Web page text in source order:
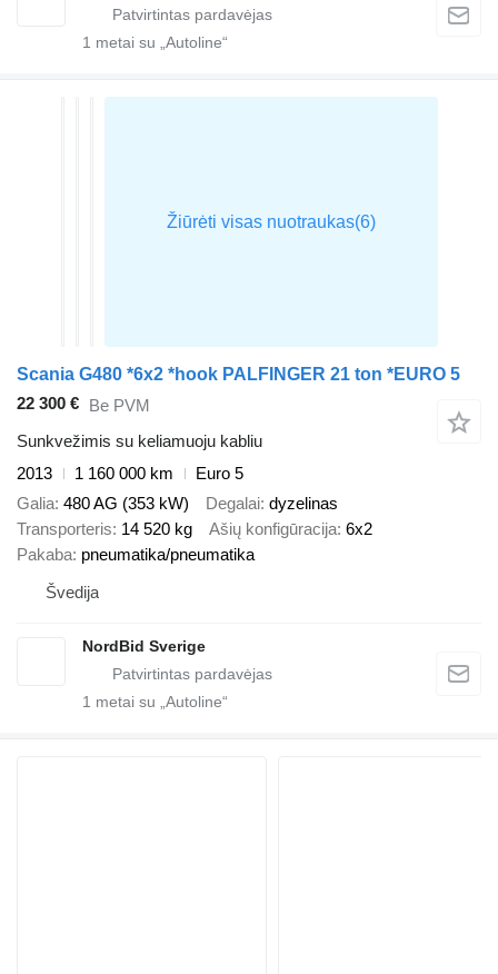
1 metai su „Autoline“
Scania G480 *6x2 *hook PALFINGER 21 ton *EURO 5
22 300 € Be PVM
Sunkvežimis su keliamuoju kabliu
2013
1 160 000 km
Euro 5
Galia 480 AG (353 kW) Degalai dyzelinas
Transporteris 14 520 kg Ašių konfigūracija 6x2
Pakaba pneumatika/pneumatika
Švedija
NordBid Sverige
1 metai su „Autoline“